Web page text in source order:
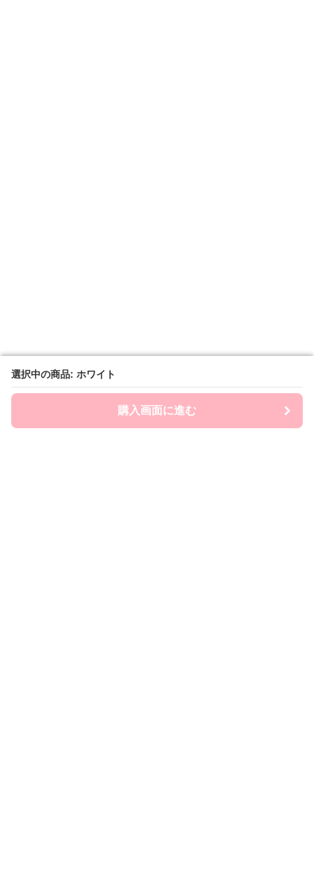
選択中の商品: ホワイト
購入画面に進む
選択中の商品: ホワイト
購入画面に進む